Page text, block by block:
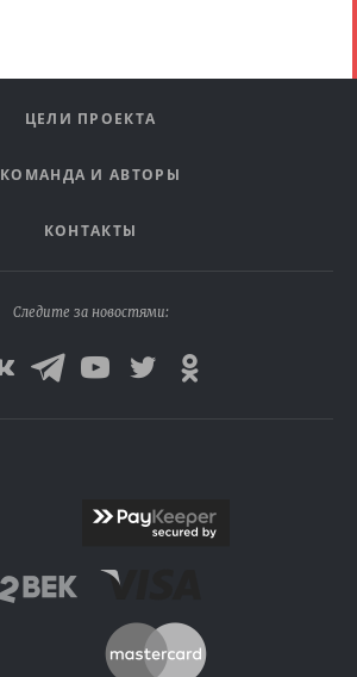
ЦЕЛИ ПРОЕКТА
КОМАНДА И АВТОРЫ
КОНТАКТЫ
Следите за новостями: